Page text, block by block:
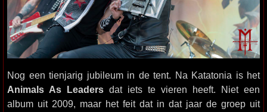
Nog een tienjarig jubileum in de tent. Na Katatonia is het
Animals As Leaders dat iets te vieren heeft. Niet een
album uit 2009, maar het feit dat in dat jaar de groep uit